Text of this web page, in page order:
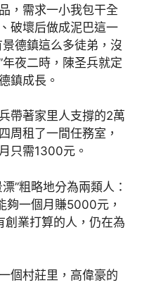
，需求一小我包干全
破壞后做成泥巴這一
德鎮這么多徒弟，沒
夜二時，陳圣兵就定
鎮成長。
帶著家里人支撐的2萬
周租了一間任務室，
只需1300元。
”粗略地分為兩類人：
夠一個月賺5000元，
業打算的人，仍在為
個村莊里，高偉豪的